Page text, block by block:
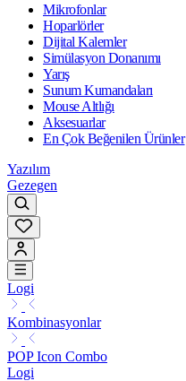
Mikrofonlar
Hoparlörler
Dijital Kalemler
Simülasyon Donanımı
Yarış
Sunum Kumandaları
Mouse Altlığı
Aksesuarlar
En Çok Beğenilen Ürünler
Yazılım
Gezegen
Logi
Kombinasyonlar
POP Icon Combo
Logi